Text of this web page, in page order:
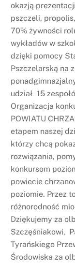
okazją
pszczeli,
70% żywności
wykładów w
dzięki pomocy
Pszczelarską na
udział 15
Organizacja
POWIATU
etapem naszej
którzy chcą
rozwiązania,
konkursom
powiecie
poziomie. Przez
różnorodność
Dziękujemy za
Szczęśniakowi,
Tyrańskiego
Środowiska za